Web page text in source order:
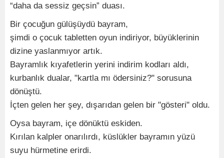
“daha da sessiz geçsin” duası.
Bir çocuğun gülüşüydü bayram,
şimdi o çocuk tabletten oyun indiriyor, büyüklerinin
dizine yaslanmıyor artık.
Bayramlık kıyafetlerin yerini indirim kodları aldı,
kurbanlık dualar, "kartla mı ödersiniz?" sorusuna
dönüştü.
İçten gelen her şey, dışarıdan gelen bir "gösteri" oldu.
Oysa bayram, içe dönüktü eskiden.
Kırılan kalpler onarılırdı, küslükler bayramın yüzü
suyu hürmetine erirdi.